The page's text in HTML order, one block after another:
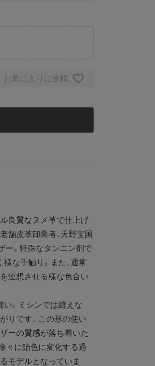
お気に入りに登録
良質なヌメ革で仕上げ
舗皮革卸業者、天野宝国
ー。特殊なタンニン剤で
な手触り。また、通常
連想させる様な色合い
。ミシンでは縫えな
りです。この形の使い
ーの質感が落ち着いた
々に飴色に変化する過
モデルとなっていま